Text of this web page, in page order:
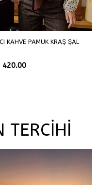
KAHVE PAMUK KRAŞ ŞAL
420.00
TERCİHİ